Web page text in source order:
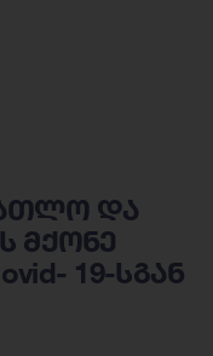
და
მქონე
19-სგან